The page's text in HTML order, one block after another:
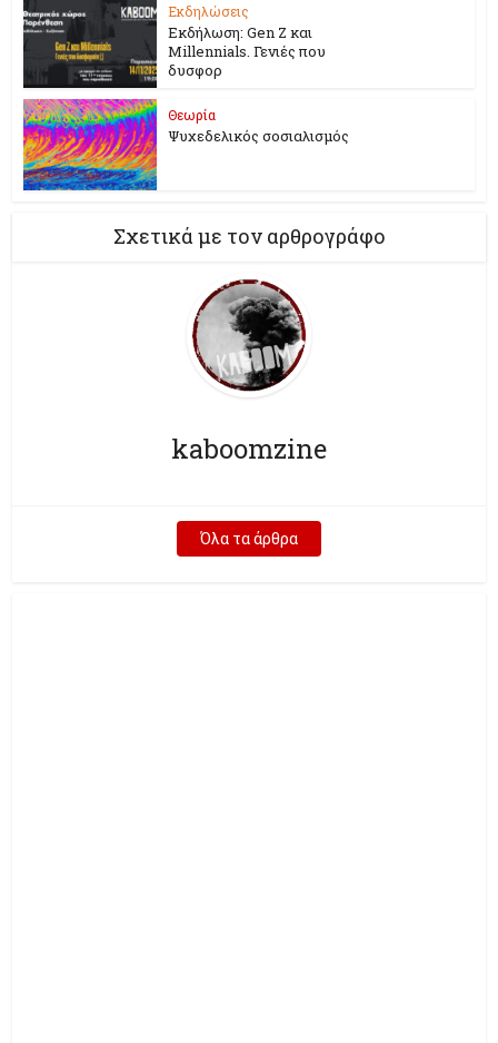
Εκδηλώσεις
Εκδήλωση: Gen Z και
Millennials. Γενιές που
δυσφορ
Θεωρία
Ψυχεδελικός σοσιαλισμός
Σχετικά με τον αρθρογράφο
kaboomzine
Όλα τα άρθρα